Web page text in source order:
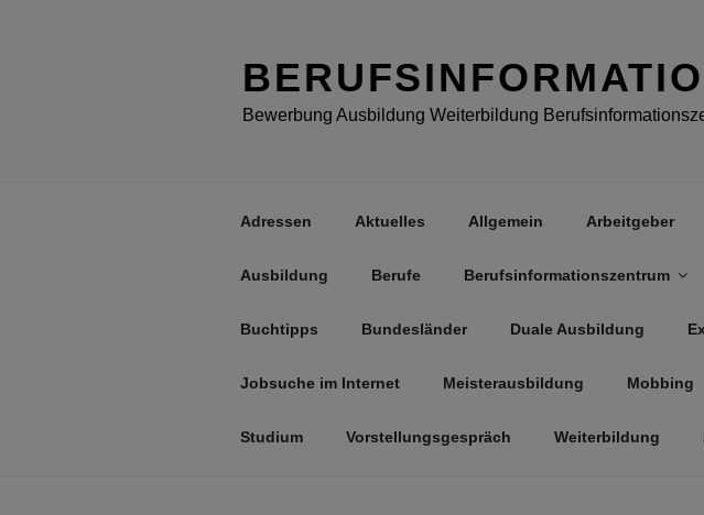
Bewerbung Ausbildung Weiterbildung
Adressen Aktuelles Allgemein Arbeitgeber
Ausbildung Berufe Berufsinformationszentrum
Buchtipps Bundesländer Duale Ausbildung
Jobsuche im Internet Meisterausbildung Mobbing
Studium Vorstellungsgespräch Weiterbildung